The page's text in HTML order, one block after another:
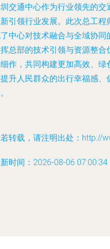
交通中心作为行业领先的
引领行业发展。此次总工
中心对技术融合与全域协
总部的技术引领与资源整
作，共同构建更加高效、
升人民群众的出行幸福感
转载，请注明出处：http://
时间：2026-08-06 07:00:34